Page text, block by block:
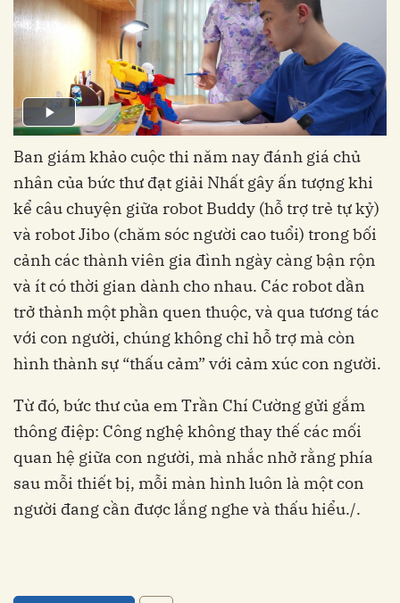
Ban giám khảo cuộc thi năm nay đánh giá chủ
nhân của bức thư đạt giải Nhất gây ấn tượng khi
kể câu chuyện giữa robot Buddy (hỗ trợ trẻ tự kỷ)
và robot Jibo (chăm sóc người cao tuổi) trong bối
cảnh các thành viên gia đình ngày càng bận rộn
và ít có thời gian dành cho nhau. Các robot dần
trở thành một phần quen thuộc, và qua tương tác
với con người, chúng không chỉ hỗ trợ mà còn
hình thành sự “thấu cảm” với cảm xúc con người.
Từ đó, bức thư của em Trần Chí Cường gửi gắm
thông điệp: Công nghệ không thay thế các mối
quan hệ giữa con người, mà nhắc nhở rằng phía
sau mỗi thiết bị, mỗi màn hình luôn là một con
người đang cần được lắng nghe và thấu hiểu./.